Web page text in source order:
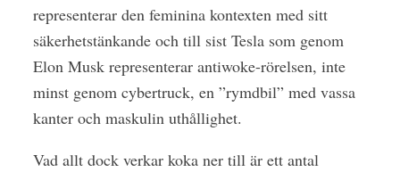
representerar den feminina kontexten med sitt
säkerhetstänkande och till sist Tesla som genom
Elon Musk representerar antiwoke-rörelsen, inte
minst genom cybertruck, en ”rymdbil” med vassa
kanter och maskulin uthållighet.
Vad allt dock verkar koka ner till är ett antal